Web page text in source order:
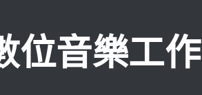
位音樂工